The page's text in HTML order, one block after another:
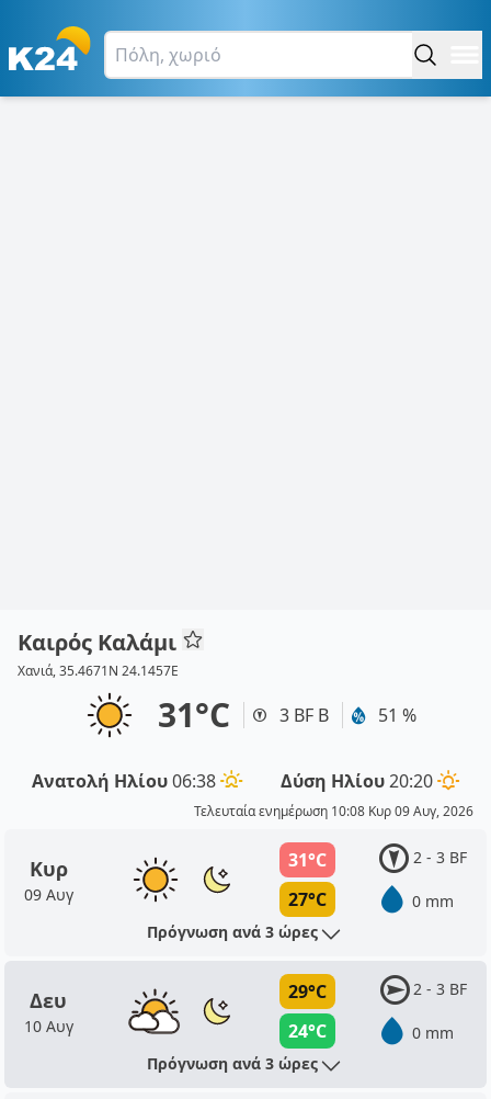
Καιρός Καλάμι
Χανιά, 35.4671N 24.1457E
31°C 3 BF Β 51 %
Ανατολή Ηλίου06:38 Δύση Ηλίου20:20
Τελευταία ενημέρωση 10:08 Κυρ 09 Αυγ, 2026
Κυρ
09 Αυγ
31°C
27°C
2 - 3 BF
0 mm
Πρόγνωση ανά 3 ώρες
Δευ
10 Αυγ
29°C
24°C
2 - 3 BF
0 mm
Πρόγνωση ανά 3 ώρες